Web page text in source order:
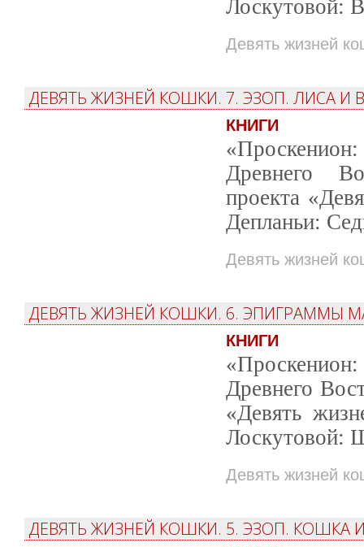
Лоскутовой:
Девять жизней
ДЕВЯТЬ ЖИЗНЕЙ КОШКИ. 7. ЭЗОП. ЛИСА И
КНИГИ
Древнего
проекта
Депланьи:
Девять жизней
ДЕВЯТЬ ЖИЗНЕЙ КОШКИ. 6. ЭПИГРАММЫ
КНИГИ
Древнего
«Девять
Лоскутовой:
Девять жизней
ДЕВЯТЬ ЖИЗНЕЙ КОШКИ. 5. ЭЗОП.